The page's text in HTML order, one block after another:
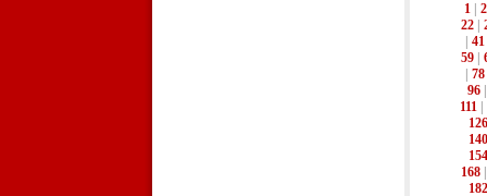
1
2
22|
41
59|
78
96
111|
126
140
154
168
182